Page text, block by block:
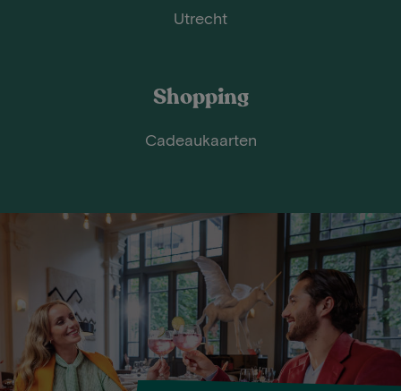
Utrecht
Shopping
Cadeaukaarten